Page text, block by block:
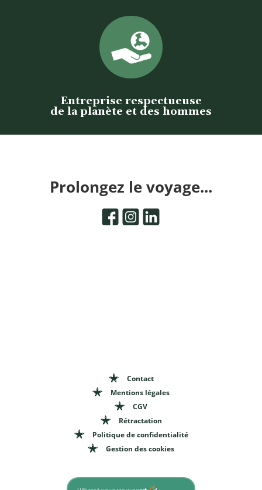
Entreprise respectueuse
de la planète et des hommes
Prolongez le voyage...
Contact
Mentions légales
CGV
Rétractation
Politique de confidentialité
Gestion des cookies